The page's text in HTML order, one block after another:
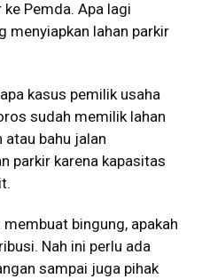
Pemda. Apa lagi
menyiapkan lahan parkir
kasus pemilik usaha
sudah memilik lahan
bahu jalan
parkir karena kapasitas
bingung, apakah
Nah ini perlu ada
sampai juga pihak